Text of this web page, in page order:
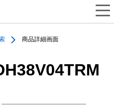
商品詳細画面